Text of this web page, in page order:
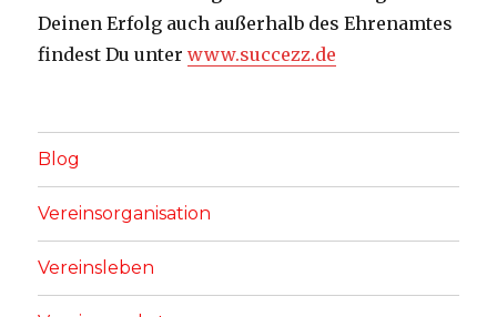
Deinen Erfolg auch außerhalb des Ehrenamtes
findest Du unterwww.succezz.de
Blog
Vereinsorganisation
Vereinsleben